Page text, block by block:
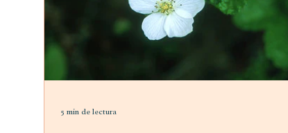
it can be integrated into daily life.
Mindfulness Meditation
5 min de lectura